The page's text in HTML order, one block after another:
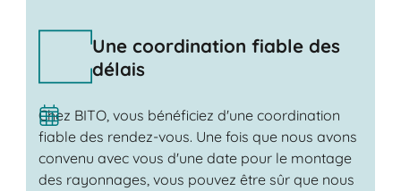
Une coordination fiable des
délais
Chez BITO, vous bénéficiez d'une coordination
fiable des rendez-vous. Une fois que nous avons
convenu avec vous d'une date pour le montage
des rayonnages, vous pouvez être sûr que nous